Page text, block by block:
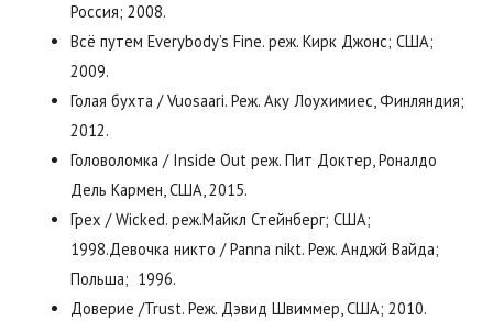
Россия; 2008.
Всё путем Everybody’s Fine. реж. Кирк Джонс; США;
2009.
Голая бухта / Vuosaari. Реж. Аку Лоухимиес, Финляндия;
2012.
Головоломка / Inside Out реж. Пит Доктер, Роналдо
Дель Кармен, США, 2015.
Грех / Wicked. реж.Майкл Стейнберг; США;
1998.Девочка никто / Panna nikt. Реж. Анджй Вайда;
Польша; 1996.
Доверие /Trust. Реж. Дэвид Швиммер, США; 2010.